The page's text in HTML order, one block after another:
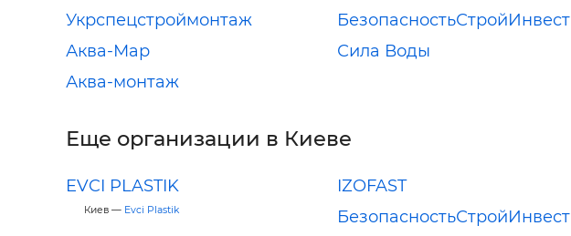
Укрспецстроймонтаж
БезопасностьСтройИнвест
Аква-Мар
Сила Воды
Аква-монтаж
Еще организации в Киеве
EVCI PLASTIK
Киев — Evci Plastik
IZOFAST
БезопасностьСтройИнвест